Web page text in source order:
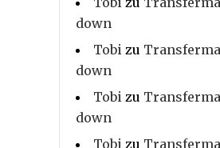
down
Tobi zu
down
Tobi zu
down
Tobi zu